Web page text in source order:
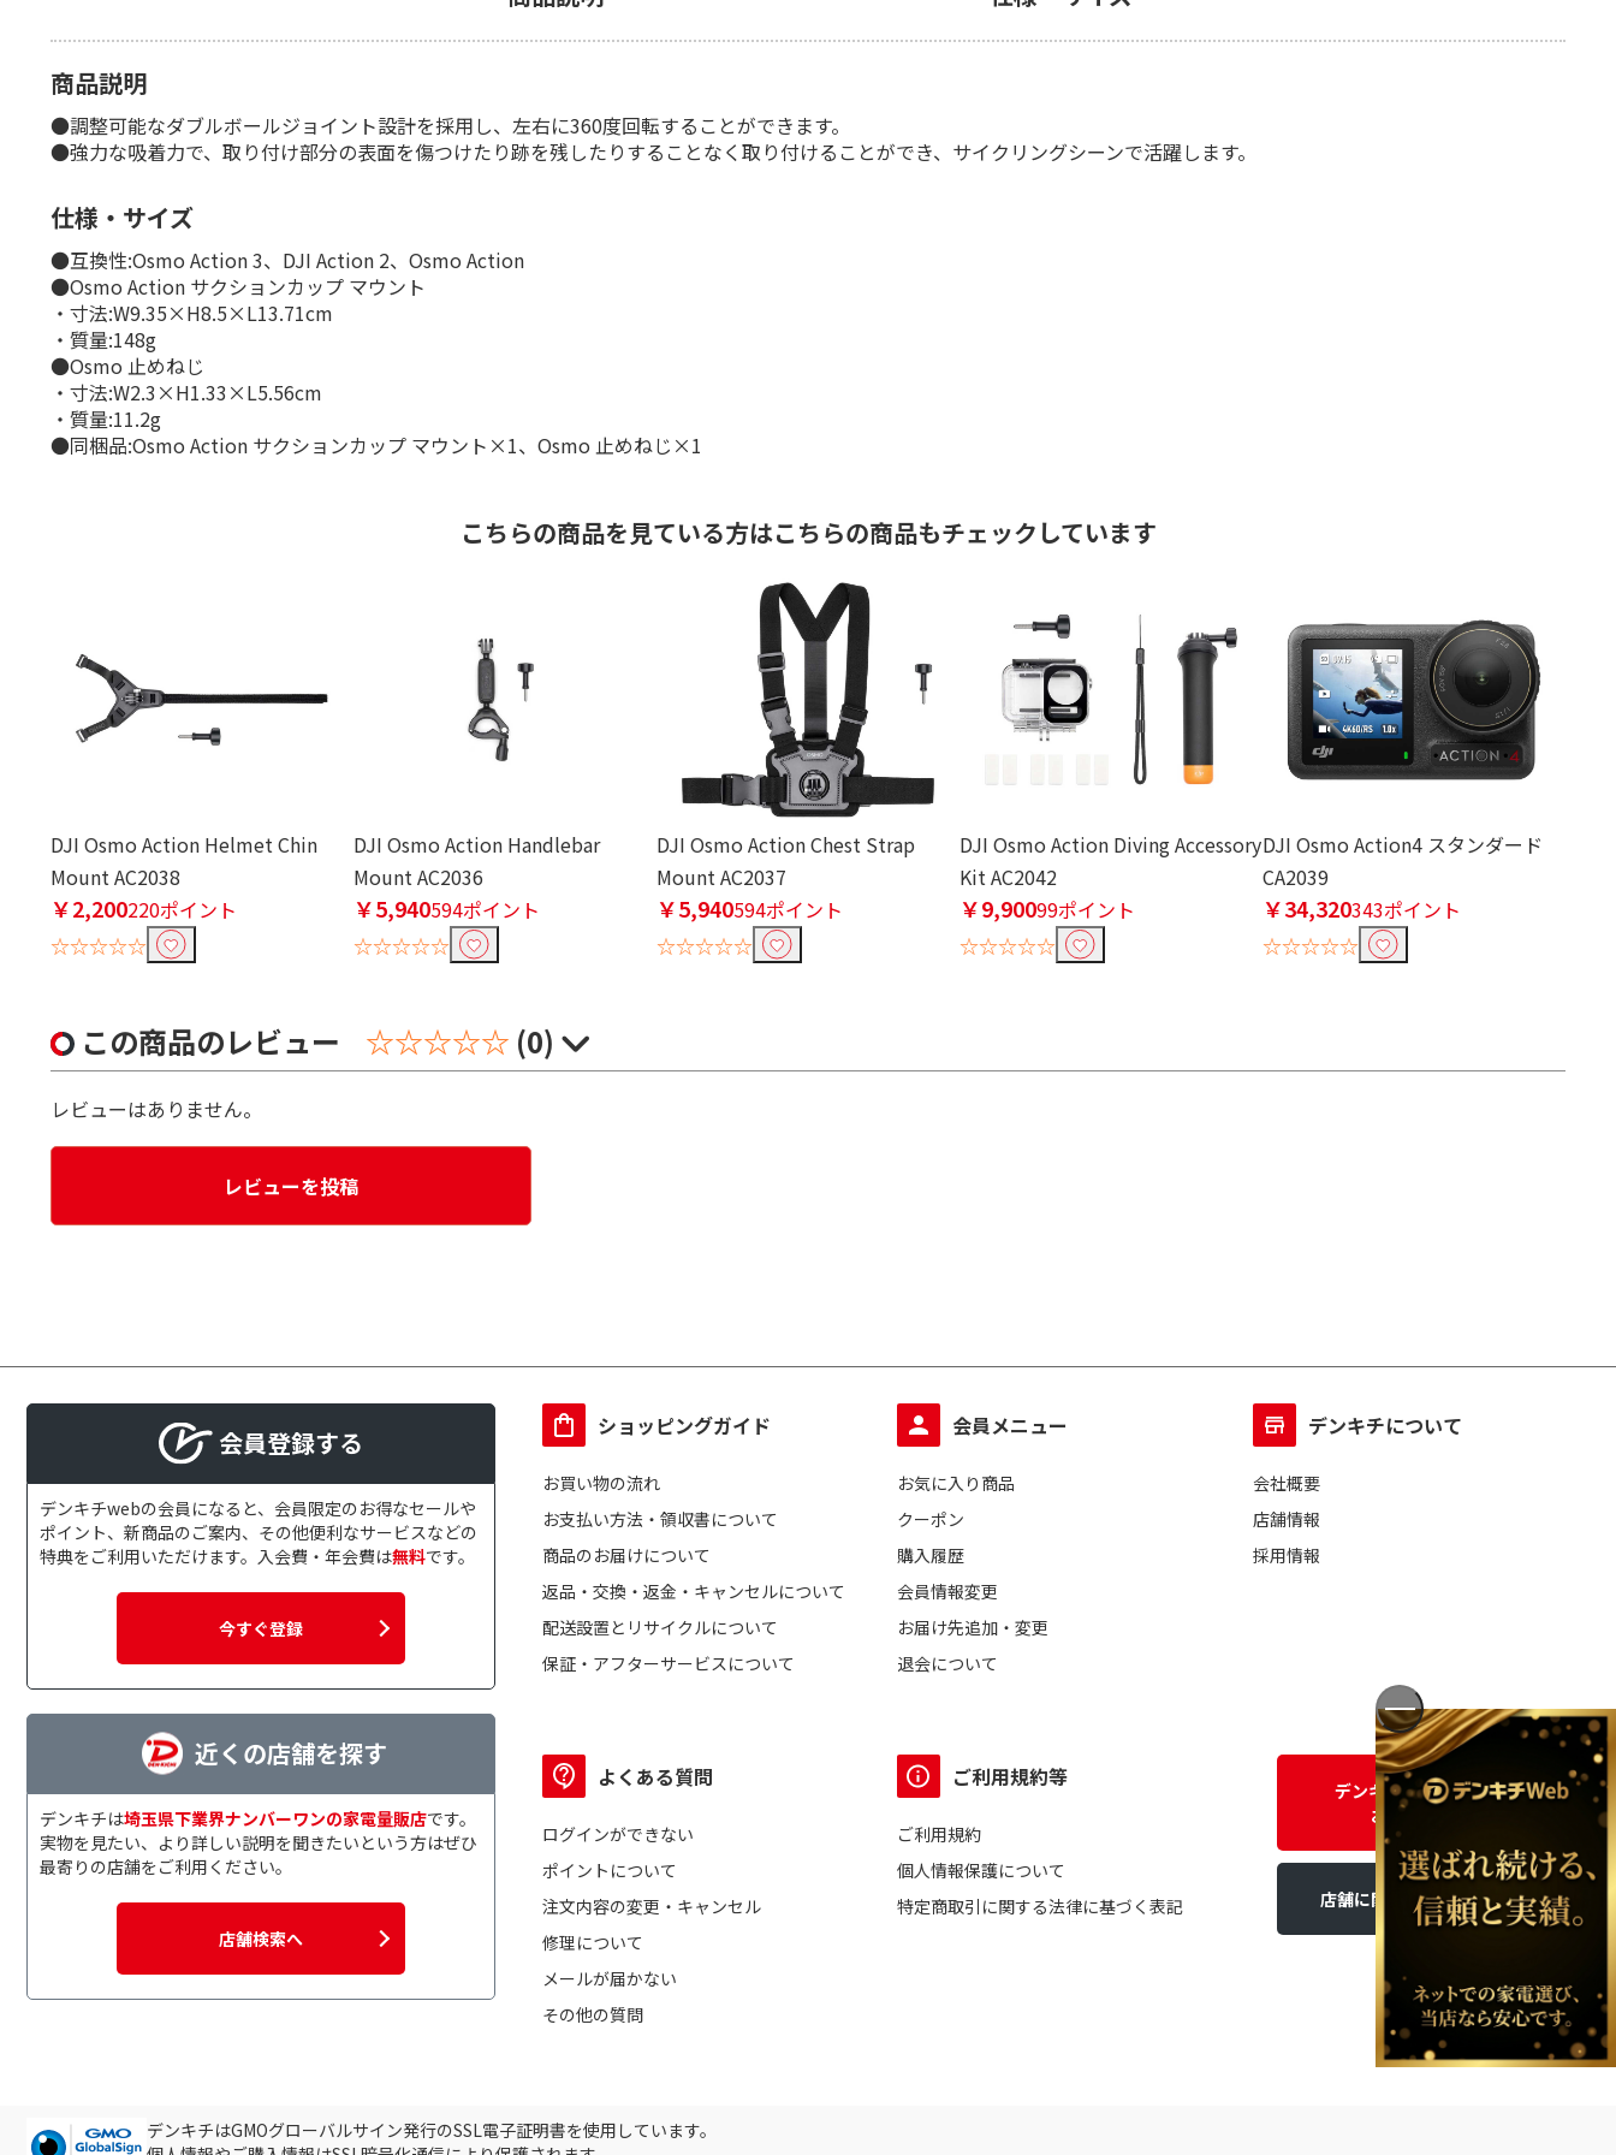
商品説明
●調整可能なダブルボールジョイント設計を採用し、左右に360度回転することができます。
●強力な吸着力で、取り付け部分の表面を傷つけたり跡を残したりすることなく取り付けることができ、サイクリングシーンで活躍します。
仕様・サイズ
●互換性:Osmo Action 3、DJI Action 2、Osmo Action
●Osmo Action サクションカップ マウント
・寸法:W9.35×H8.5×L13.71cm
・質量:148g
●Osmo 止めねじ
・寸法:W2.3×H1.33×L5.56cm
・質量:11.2g
●同梱品:Osmo Action サクションカップ マウント×1、Osmo 止めねじ×1
こちらの商品を見ている方はこちらの商品もチェックしています
DJI Osmo Action Helmet Chin
Mount AC2038
￥2,200220ポイント
☆☆☆☆☆
DJI Osmo Action Handlebar
Mount AC2036
￥5,940594ポイント
☆☆☆☆☆
DJI Osmo Action Chest Strap
Mount AC2037
￥5,940594ポイント
☆☆☆☆☆
DJI Osmo Action Diving Accessory
Kit AC2042
￥9,90099ポイント
☆☆☆☆☆
DJI Osmo Action4 スタンダード
CA2039
￥34,320343ポイント
☆☆☆☆☆
この商品のレビュー ☆☆☆☆☆ (0)
レビューはありません。
レビューを投稿
会員登録する
デンキチwebの会員になると、会員限定のお得なセールや
ポイント、新商品のご案内、その他便利なサービスなどの
特典をご利用いただけます。入会費・年会費は無料です。
今すぐ登録
近くの店舗を探す
デンキチは埼玉県下業界ナンバーワンの家電量販店です。
実物を見たい、より詳しい説明を聞きたいという方はぜひ
最寄りの店舗をご利用ください。
店舗検索へ
ショッピングガイド
お買い物の流れ
お支払い方法・領収書について
商品のお届けについて
返品・交換・返金・キャンセルについて
配送設置とリサイクルについて
保証・アフターサービスについて
会員メニュー
お気に入り商品
クーポン
購入履歴
会員情報変更
お届け先追加・変更
退会について
デンキチについて
会社概要
店舗情報
採用情報
よくある質問
ログインができない
ポイントについて
注文内容の変更・キャンセル
修理について
メールが届かない
その他の質問
ご利用規約等
ご利用規約
個人情報保護について
特定商取引に関する法律に基づく表記
デンキチWEBに関する
お問い合わせ
店舗に関するお問い合わせ
デンキチはGMOグローバルサイン発行のSSL電子証明書を使用しています。